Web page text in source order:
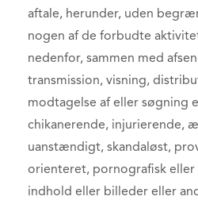
aftale, herunder, uden
nogen af de forbudte
nedenfor, sammen med
transmission, visning,
modtagelse af eller søgning
chikanerende, injurierende,
uanstændigt, skandaløst,
orienteret, pornografisk
indhold eller billeder eller